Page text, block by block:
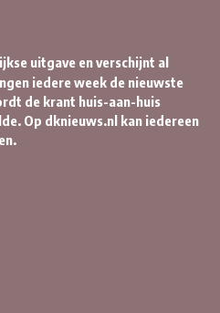
uitgave en verschijnt al
iedere week de nieuwste
de krant huis-aan-huis
Op dknieuws.nl kan iedereen